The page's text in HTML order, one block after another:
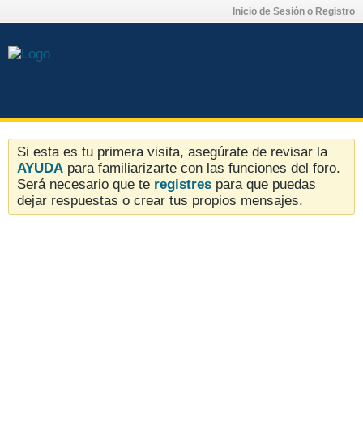
Inicio de Sesión o Registro
Si esta es tu primera visita, asegúrate de revisar la
AYUDA para familiarizarte con las funciones del foro.
Será necesario que te registres para que puedas
dejar respuestas o crear tus propios mensajes.